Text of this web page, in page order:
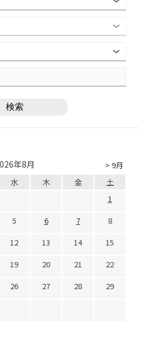
> 9月
年8月
水 木 金
土
1
5 6 7
8
12 13 14
15
19 20 21
22
26 27 28
29